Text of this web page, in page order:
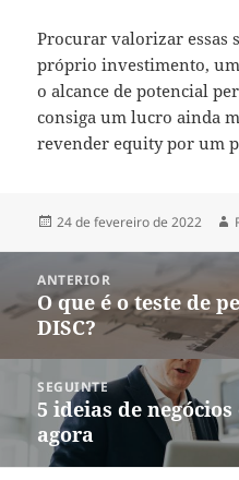
Procurar valorizar essas
próprio investimento,
o alcance de potencial
consiga um lucro ainda
revender equity por um
Publicado
24 de fevereiro de 2022
Post
ANTERIOR
Post
anterior:
O que é o teste de
DISC?
SEGUINTE
Próximo
post:
5 ideias de
agora